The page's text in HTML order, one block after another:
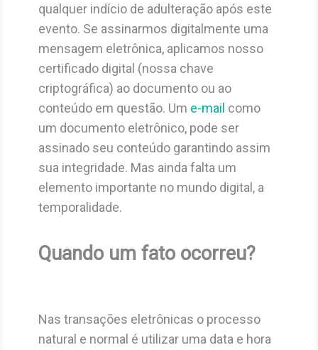
qualquer indício de adulteração após este
evento. Se assinarmos digitalmente uma
mensagem eletrônica, aplicamos nosso
certificado digital (nossa chave
criptográfica) ao documento ou ao
conteúdo em questão. Um e-mail como
um documento eletrônico, pode ser
assinado seu conteúdo garantindo assim
sua integridade. Mas ainda falta um
elemento importante no mundo digital, a
temporalidade.
Quando um fato ocorreu?
Nas transações eletrônicas o processo
natural e normal é utilizar uma data e hora